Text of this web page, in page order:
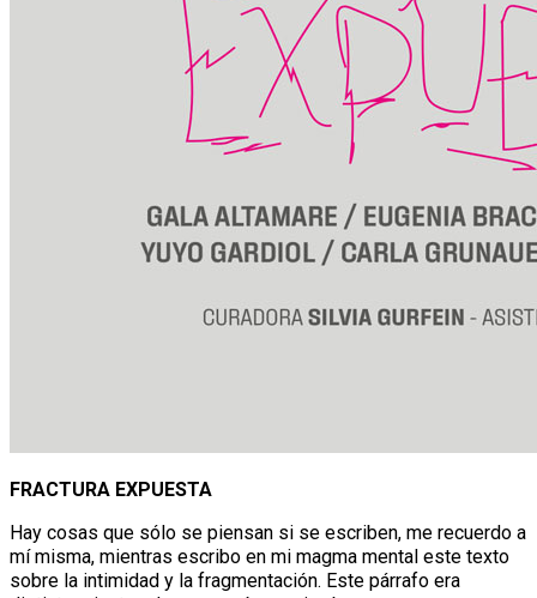
FRACTURA EXPUESTA
Hay cosas que sólo se piensan si se escriben, me recuerdo a
mí misma, mientras escribo en mi magma mental este texto
sobre la intimidad y la fragmentación. Este párrafo era